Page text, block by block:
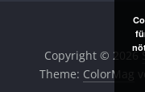
Copyright © 2026
Theme: ColorMag